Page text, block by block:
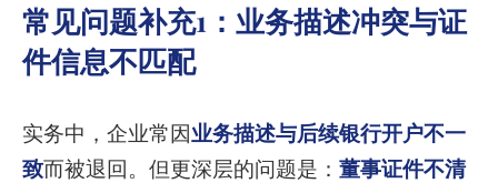
常见问题补充1：业务描述冲突与证
件信息不匹配
实务中，企业常因业务描述与后续银行开户不一
致而被退回。但更深层的问题是： 董事证件不清